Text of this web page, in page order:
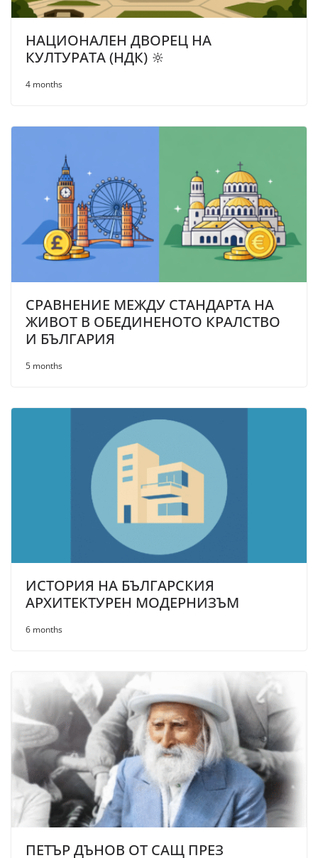
НАЦИОНАЛЕН ДВОРЕЦ НА
КУЛТУРАТА (НДК) 🔆
4 months
СРАВНЕНИЕ МЕЖДУ СТАНДАРТА НА
ЖИВОТ В ОБЕДИНЕНОТО КРАЛСТВО
И БЪЛГАРИЯ
5 months
ИСТОРИЯ НА БЪЛГАРСКИЯ
АРХИТЕКТУРЕН МОДЕРНИЗЪМ
6 months
ПЕТЪР ДЪНОВ ОТ САЩ ПРЕЗ